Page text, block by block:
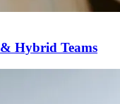
Hybrid Teams